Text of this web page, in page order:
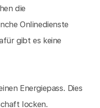
die
Onlinedienste
gibt es keine
Energiepass. Dies
locken.